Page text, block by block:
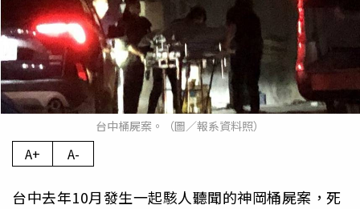
台中桶屍案。（圖／報系資料照）
A+ A-
台中去年10月發生一起駭人聽聞的神岡桶屍案，死